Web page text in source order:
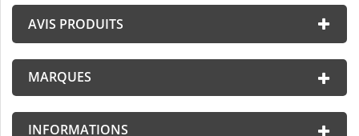
AVIS PRODUITS
MARQUES
INFORMATIONS